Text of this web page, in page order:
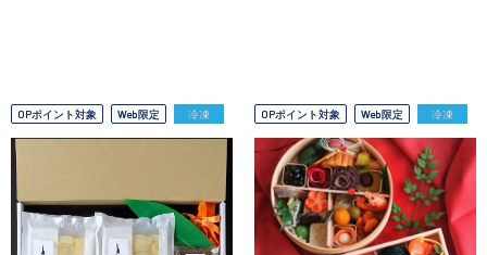
OPポイント対象 Web限定 冷凍 OPポイント対象 Web限定 冷凍